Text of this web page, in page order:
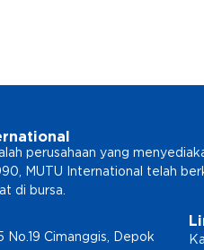
perusahaan yang
MUTU International telah
di bursa.
No.19 Cimanggis, Depok